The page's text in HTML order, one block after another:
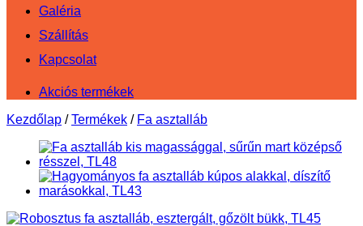
Galéria
Szállítás
Kapcsolat
Akciós termékek
Kezdőlap / Termékek / Fa asztalláb